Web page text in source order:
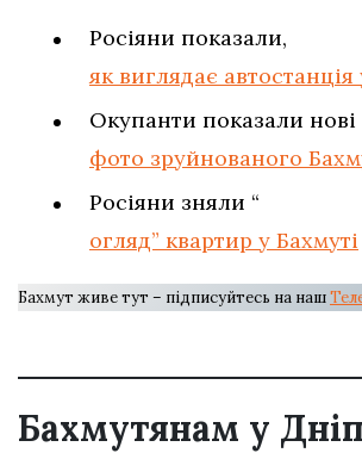
Росіяни показали,
як виглядає автостанція
Окупанти показали нові
фото зруйнованого
Росіяни зняли “
огляд” квартир у Бахмуті
Бахмут живе тут – підписуйтесь на наш
Бахмутянам у